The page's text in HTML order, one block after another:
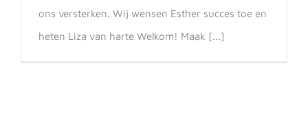
ons versterken. Wij wensen Esther succes toe en
heten Liza van harte Welkom! Maak [...]